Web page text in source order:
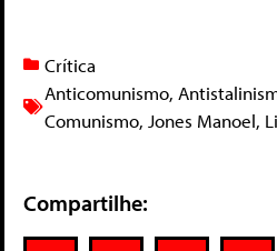
Crítica
Anticomunismo,
Comunismo, Jones Manoel,
Compartilhe: